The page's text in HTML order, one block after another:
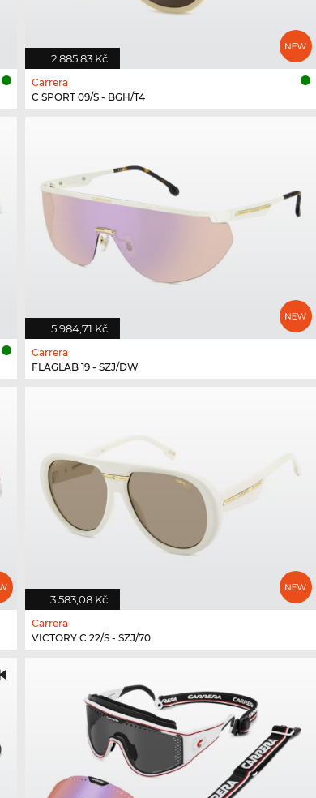
2 885,83 Kč
Carrera
C SPORT 09/S - BGH/T4
5 984,71 Kč
Carrera
FLAGLAB 19 - SZJ/DW
3 583,08 Kč
Carrera
VICTORY C 22/S - SZJ/70